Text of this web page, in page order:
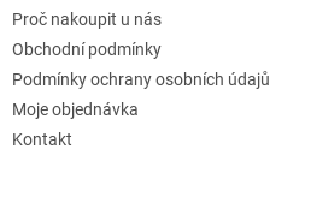
Proč nakoupit u nás
Obchodní podmínky
Podmínky ochrany osobních údajů
Moje objednávka
Kontakt